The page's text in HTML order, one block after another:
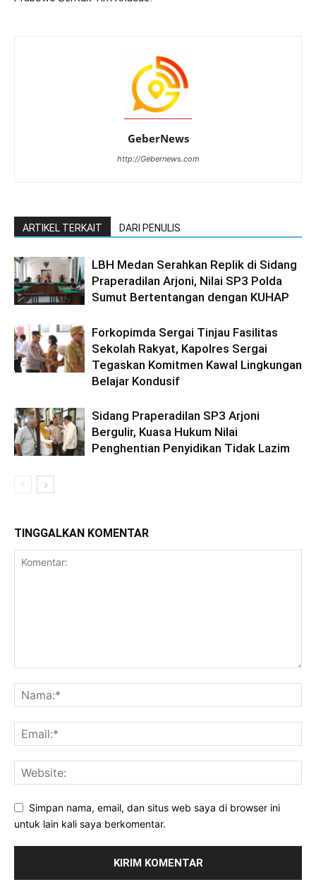
GeberNews
http://Gebernews.com
ARTIKEL TERKAIT DARI PENULIS
LBH Medan Serahkan Replik di Sidang
Praperadilan Arjoni, Nilai SP3 Polda
Sumut Bertentangan dengan KUHAP
Forkopimda Sergai Tinjau Fasilitas
Sekolah Rakyat, Kapolres Sergai
Tegaskan Komitmen Kawal Lingkungan
Belajar Kondusif
Sidang Praperadilan SP3 Arjoni
Bergulir, Kuasa Hukum Nilai
Penghentian Penyidikan Tidak Lazim
TINGGALKAN KOMENTAR
Simpan nama, email, dan situs web saya di browser ini
untuk lain kali saya berkomentar.